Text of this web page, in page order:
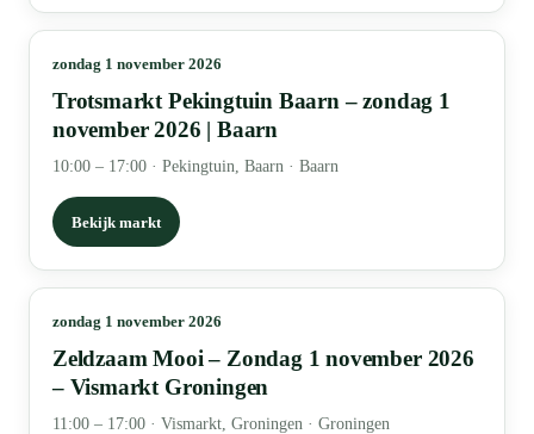
zondag 1 november 2026
Trotsmarkt Pekingtuin Baarn – zondag 1
november 2026 | Baarn
10:00 – 17:00 · Pekingtuin, Baarn · Baarn
Bekijk markt
zondag 1 november 2026
Zeldzaam Mooi – Zondag 1 november 2026
– Vismarkt Groningen
11:00 – 17:00 · Vismarkt, Groningen · Groningen